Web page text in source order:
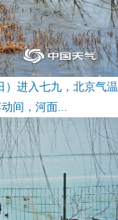
）进入七九，北京气温
间，河面...